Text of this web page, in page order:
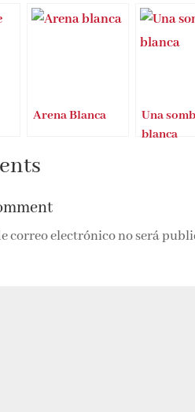
Arena Blanca
Una
blanca
correo electrónico no será